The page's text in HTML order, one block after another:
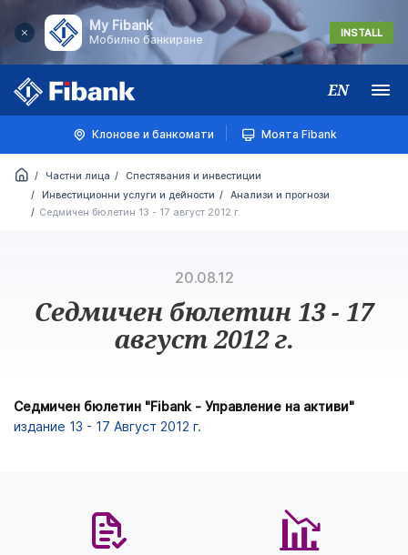
My Fibank
Мобилно банкиране
INSTALL
EN Меню
Клонове и банкомати Моята Fibank
Частни лица
Спестявания и инвестиции
Инвестиционни услуги и дейности
Анализи и прогнози
Седмичен бюлетин 13 - 17 август 2012 г.
20.08.12
Седмичен бюлетин 13 - 17
август 2012 г.
Седмичен бюлетин "Fibank - Управление на активи"
издание 13 - 17 Август 2012 г.